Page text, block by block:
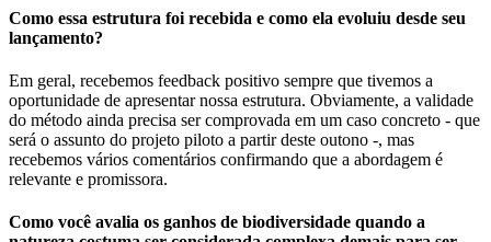
Como essa estrutura foi recebida e como ela evoluiu desde seu
lançamento?
Em geral, recebemos feedback positivo sempre que tivemos a
oportunidade de apresentar nossa estrutura. Obviamente, a validade
do método ainda precisa ser comprovada em um caso concreto - que
será o assunto do projeto piloto a partir deste outono -, mas
recebemos vários comentários confirmando que a abordagem é
relevante e promissora.
Como você avalia os ganhos de biodiversidade quando a